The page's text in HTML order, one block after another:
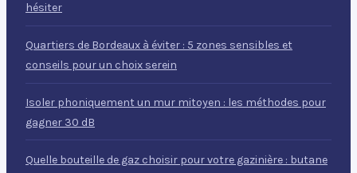
hésiter
Quartiers de Bordeaux à éviter : 5 zones sensibles et
conseils pour un choix serein
Isoler phoniquement un mur mitoyen : les méthodes pour
gagner 30 dB
Quelle bouteille de gaz choisir pour votre gazinière : butane